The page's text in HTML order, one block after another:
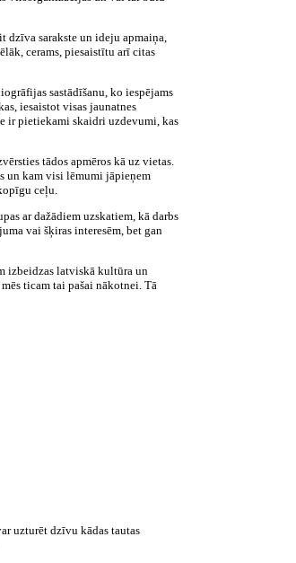
dzīva sarakste un ideju apmaiņa,
cerams, piesaistītu arī citas
sastādīšanu, ko iespējams
iesaistot visas jaunatnes
ir pietiekami skaidri uzdevumi, kas
tādos apmēros kā uz vietas.
un kam visi lēmumi jāpieņem
ceļu.
ar dažādiem uzskatiem, kā darbs
vai šķiras interesēm, bet gan
izbeidzas latviskā kultūra un
ticam tai pašai nākotnei. Tā
uzturēt dzīvu kādas tautas